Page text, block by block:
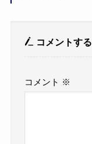
コメントする
コメント ※